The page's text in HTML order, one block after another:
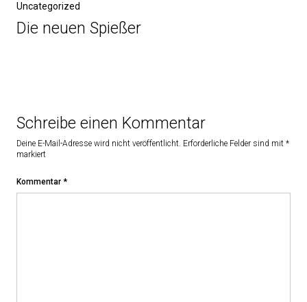
Uncategorized
Die neuen Spießer
Schreibe einen Kommentar
Deine E-Mail-Adresse wird nicht veröffentlicht. Erforderliche Felder sind mit *
markiert
Kommentar *